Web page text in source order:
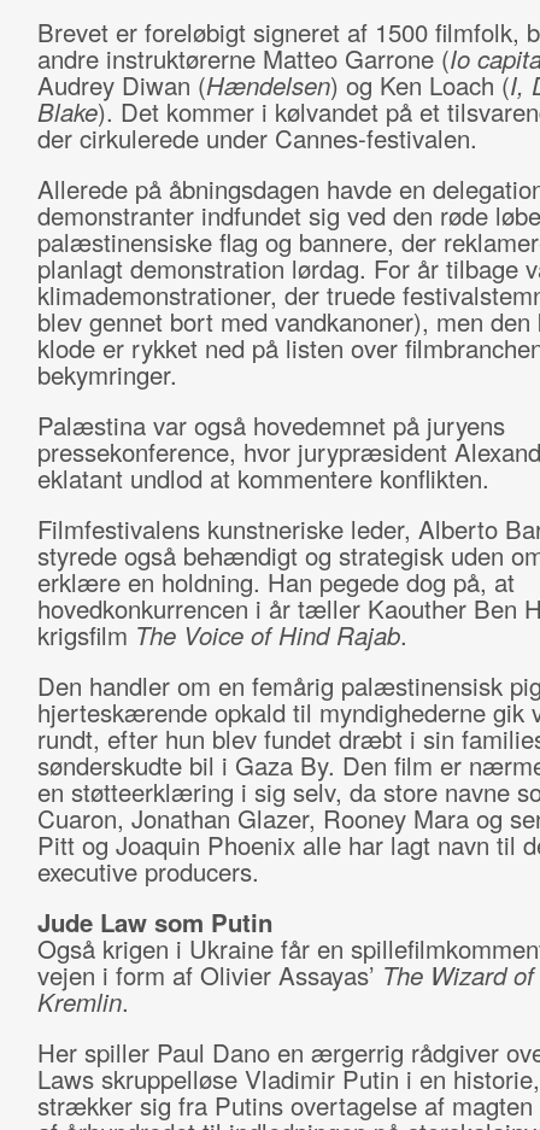
Brevet er foreløbigt signeret af 1500 filmfolk,
andre instruktørerne Matteo Garrone (Io
Audrey Diwan (Hændelsen) og Ken Loach (I,
Blake). Det kommer i kølvandet på et
der cirkulerede under Cannes-festivalen.
Allerede på åbningsdagen havde en
demonstranter indfundet sig ved den røde
palæstinensiske flag og bannere, der
planlagt demonstration lørdag. For år tilbage
klimademonstrationer, der truede
blev gennet bort med vandkanoner), men den
klode er rykket ned på listen over
bekymringer.
Palæstina var også hovedemnet på juryens
pressekonference, hvor jurypræsident
eklatant undlod at kommentere konflikten.
Filmfestivalens kunstneriske leder, Alberto
styrede også behændigt og strategisk uden
erklære en holdning. Han pegede dog på, at
hovedkonkurrencen i år tæller Kaouther Ben
krigsfilm The Voice of Hind Rajab.
Den handler om en femårig palæstinensisk
hjerteskærende opkald til myndighederne gik
rundt, efter hun blev fundet dræbt i sin
sønderskudte bil i Gaza By. Den film er
en støtteerklæring i sig selv, da store navne
Cuaron, Jonathan Glazer, Rooney Mara og
Pitt og Joaquin Phoenix alle har lagt navn til
executive producers.
Jude Law som Putin
Også krigen i Ukraine får en
vejen i form af Olivier Assayas’ The Wizard
Kremlin.
Her spiller Paul Dano en ærgerrig rådgiver
Laws skruppelløse Vladimir Putin i en
strækker sig fra Putins overtagelse af